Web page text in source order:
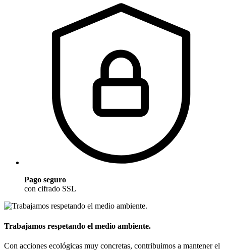
Pago seguro
con cifrado SSL
Trabajamos respetando el medio ambiente.
Con acciones ecológicas muy concretas, contribuimos a mantener el